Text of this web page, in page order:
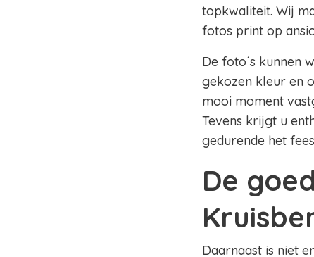
topkwaliteit. Wij
fotos print op
De foto´s kunnen
gekozen kleur en
mooi moment
Tevens krijgt u
gedurende het
De
Daarnaast is niet